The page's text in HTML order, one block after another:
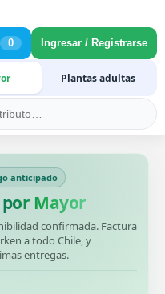
Plantas adultas
0 Ingresar / Registrarse
anticipado
Mayor
confirmada. Factura
a todo Chile, y
entregas.